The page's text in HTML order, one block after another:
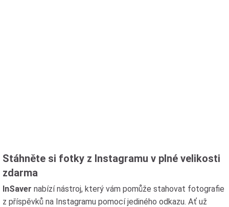
Stáhněte si fotky z Instagramu v plné velikosti
zdarma
InSaver nabízí nástroj, který vám pomůže stahovat fotografie
z příspěvků na Instagramu pomocí jediného odkazu. Ať už